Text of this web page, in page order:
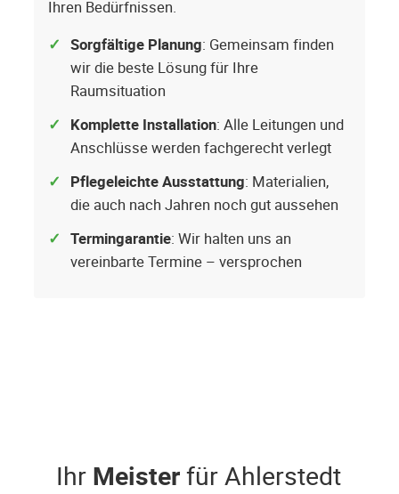
Ihren Bedürfnissen.
Sorgfältige Planung: Gemeinsam finden
wir die beste Lösung für Ihre
Raumsituation
Komplette Installation: Alle Leitungen und
Anschlüsse werden fachgerecht verlegt
Pflegeleichte Ausstattung: Materialien,
die auch nach Jahren noch gut aussehen
Termingarantie: Wir halten uns an
vereinbarte Termine – versprochen
Ihr Meisterfür Ahlerstedt